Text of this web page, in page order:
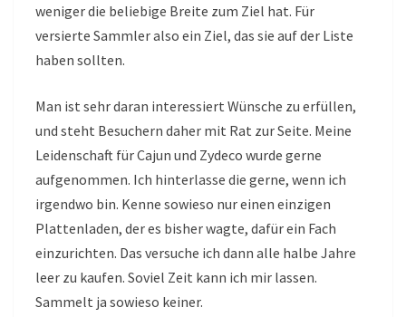
weniger die beliebige Breite zum Ziel hat. Für
versierte Sammler also ein Ziel, das sie auf der Liste
haben sollten.
Man ist sehr daran interessiert Wünsche zu erfüllen,
und steht Besuchern daher mit Rat zur Seite. Meine
Leidenschaft für Cajun und Zydeco wurde gerne
aufgenommen. Ich hinterlasse die gerne, wenn ich
irgendwo bin. Kenne sowieso nur einen einzigen
Plattenladen, der es bisher wagte, dafür ein Fach
einzurichten. Das versuche ich dann alle halbe Jahre
leer zu kaufen. Soviel Zeit kann ich mir lassen.
Sammelt ja sowieso keiner.